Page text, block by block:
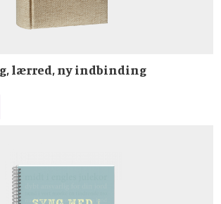
lærred, ny indbinding